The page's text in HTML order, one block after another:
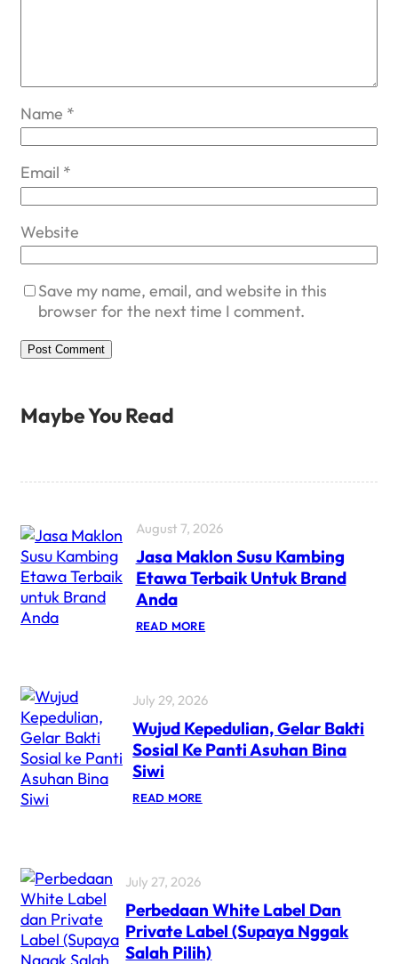
Name *
Email *
Website
Save my name, email, and website in this
browser for the next time I comment.
Maybe You Read
August 7, 2026
Jasa Maklon Susu Kambing
Etawa Terbaik Untuk Brand
Anda
READ MORE
July 29, 2026
Wujud Kepedulian, Gelar Bakti
Sosial Ke Panti Asuhan Bina
Siwi
READ MORE
July 27, 2026
Perbedaan White Label Dan
Private Label (Supaya Nggak
Salah Pilih)